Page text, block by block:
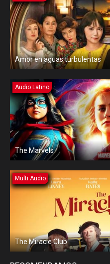
Amor en aguas turbulentas
Audio Latino
The Marvels
Multi Audio
The Miracle Club